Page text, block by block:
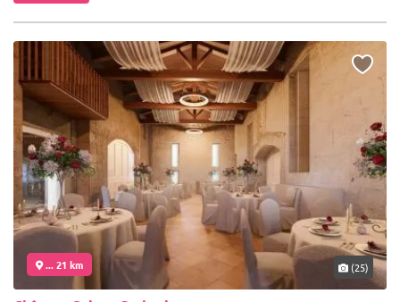
... 21 km (25)